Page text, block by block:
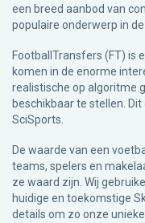
een breed aanbod van
populaire onderwerp in
FootballTransfers (FT) is
komen in de enorme
realistische op algoritme
beschikbaar te stellen.
SciSports
De waarde van een
teams, spelers en
ze waard zijn. Wij
huidige en toekomstige
details om zo onze